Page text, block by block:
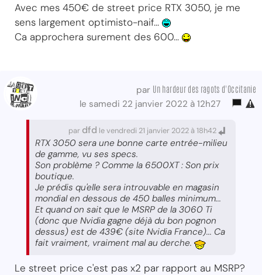
Avec mes 450€ de street price RTX 3050, je me
sens largement optimisto-naif...
Ca approchera surement des 600...
par Un hardeur des ragots d'Occitanie
le samedi 22 janvier 2022 à 12h27
par dfd le vendredi 21 janvier 2022 à 18h42
RTX 3050 sera une bonne carte entrée-milieu
de gamme, vu ses specs.
Son problème ? Comme la 6500XT : Son prix
boutique.
Je prédis qu'elle sera introuvable en magasin
mondial en dessous de 450 balles minimum...
Et quand on sait que le MSRP de la 3060 Ti
(donc que Nvidia gagne déjà du bon pognon
dessus) est de 439€ (site Nvidia France)... Ca
fait vraiment, vraiment mal au derche.
Le street price c'est pas x2 par rapport au MSRP?